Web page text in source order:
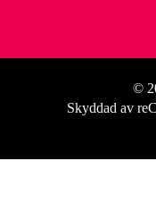
©
Skyddad av